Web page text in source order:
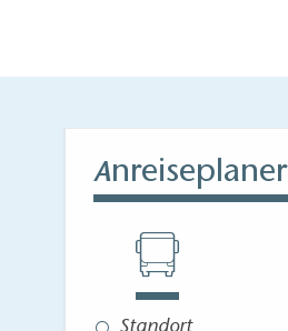
Anreiseplaner